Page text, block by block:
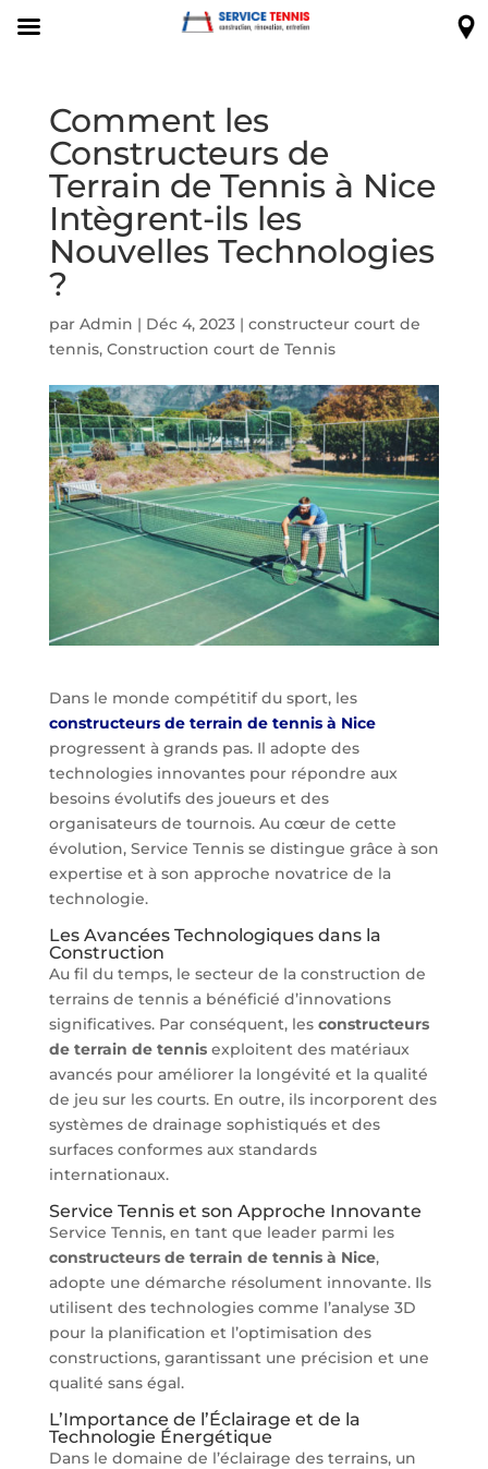
Comment les
Constructeurs de
Terrain de Tennis à Nice
Intègrent-ils les
Nouvelles Technologies
?
par Admin | Déc 4, 2023| constructeur court de
tennis, Construction court de Tennis
Dans le monde compétitif du sport, les
constructeurs de terrain de tennis à Nice
progressent à grands pas. Il adopte des
technologies innovantes pour répondre aux
besoins évolutifs des joueurs et des
organisateurs de tournois. Au cœur de cette
évolution, Service Tennis se distingue grâce à son
expertise et à son approche novatrice de la
technologie.
Les Avancées Technologiques dans la
Construction
Au fil du temps, le secteur de la construction de
terrains de tennis a bénéficié d’innovations
significatives. Par conséquent, les constructeurs
de terrain de tennis exploitent des matériaux
avancés pour améliorer la longévité et la qualité
de jeu sur les courts. En outre, ils incorporent des
systèmes de drainage sophistiqués et des
surfaces conformes aux standards
internationaux.
Service Tennis et son Approche Innovante
Service Tennis, en tant que leader parmi les
constructeurs de terrain de tennis à Nice,
adopte une démarche résolument innovante. Ils
utilisent des technologies comme l’analyse 3D
pour la planification et l’optimisation des
constructions, garantissant une précision et une
qualité sans égal.
L’Importance de l’Éclairage et de la
Technologie Énergétique
Dans le domaine de l’éclairage des terrains, un